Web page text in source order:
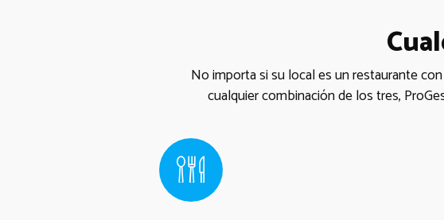
No importa si su local es un restaurante
cualquier combinación de los tres,